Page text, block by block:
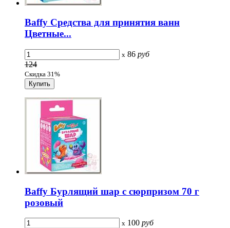
Baffy Средства для принятия ванн
Цветные...
x 86 руб
124
Скидка 31%
Baffy Бурлящий шар с сюрпризом 70 г
розовый
x 100 руб